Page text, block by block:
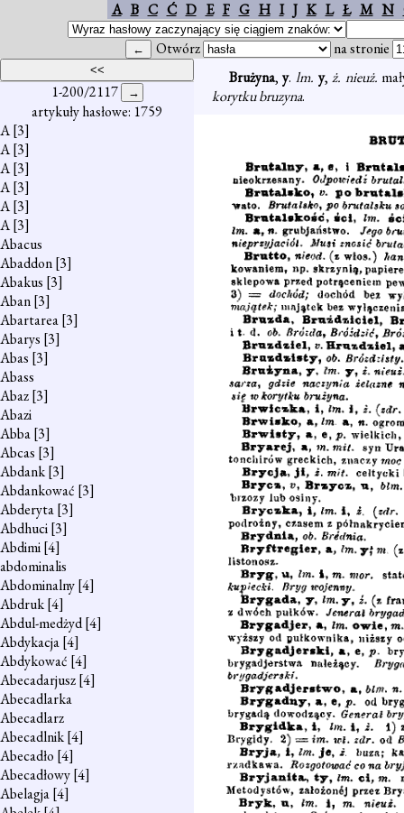
A B C Ć D E F G H I J K L Ł M N
Otwórz na stronie
1-200/2117
artykuły hasłowe: 1759
A[3]
A[3]
A[3]
A[3]
A[3]
A[3]
Abacus
Abaddon[3]
Abakus [3]
Aban[3]
Abartarea[3]
Abarys [3]
Abas [3]
Abass
Abaz[3]
Abazi
Abba[3]
Abcas [3]
Abdank[3]
Abdankować [3]
Abderyta[3]
Abdhuci[3]
Abdimi[4]
abdominalis
Abdominalny[4]
Abdruk[4]
Abdul-medżyd[4]
Abdykacja[4]
Abdykować [4]
Abecadarjusz[4]
Abecadlarka
Abecadlarz
Abecadlnik[4]
Abecadło [4]
Abecadłowy[4]
Abelagja[4]
Brużyna,y. lm. y, ż. nieuż.
korytku bruzyna.